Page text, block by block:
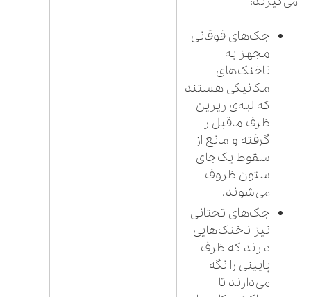
جک‌های فوقانی
مجهز به
ناخنک‌های
مکانیکی هستند
که لبه‌ی زیرین
ظرف ماقبل را
گرفته و مانع از
سقوط یک‌جای
ستون ظروف
می‌شوند.
جک‌های تحتانی
نیز ناخنک‌هایی
دارند که ظرف
پایینی را نگه
می‌دارند تا